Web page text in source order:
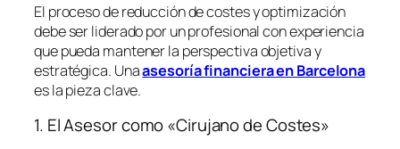
El proceso de reducción de costes y optimización
debe ser liderado por un profesional con experiencia
que pueda mantener la perspectiva objetiva y
estratégica. Unaasesoría financiera en Barcelona
es la pieza clave.
1. El Asesor como «Cirujano de Costes»